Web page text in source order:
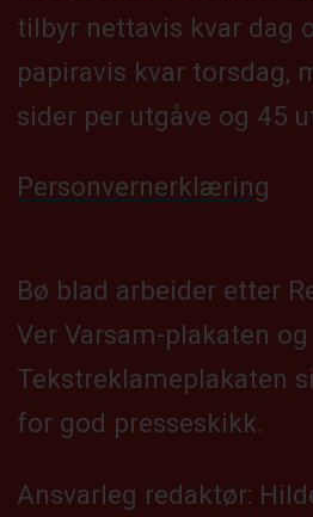
tilbyr nettavis kvar dag
papiravis kvar torsdag,
sider per utgåve og 45
Personvernerklæring
Bø blad arbeider etter
Ver Varsam-plakaten og
Tekstreklameplakaten
for god presseskikk.
Ansvarleg redaktør: